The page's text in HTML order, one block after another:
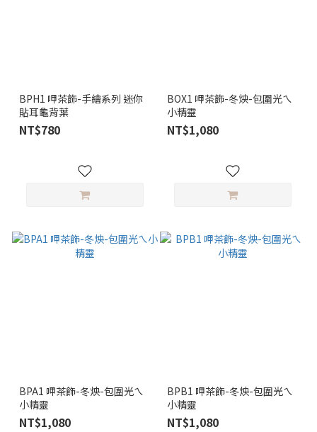
BPH1 呷茶飾-手繪系列 迷你
貼耳龜背葉
NT$780
BOX1 呷茶飾-冬炴-包圍光ㄟ
小精靈
NT$1,080
BPA1 呷茶飾-冬炴-包圍光ㄟ
小精靈
NT$1,080
BPB1 呷茶飾-冬炴-包圍光ㄟ
小精靈
NT$1,080